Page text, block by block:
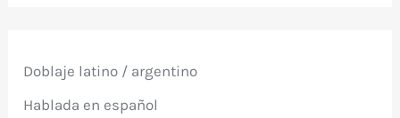
o
:
Doblaje latino / argentino
Hablada en español